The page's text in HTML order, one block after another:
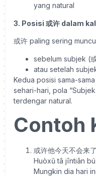
yang natural
3. Posisi 或许 dalam
或许 paling sering
sebelum subjek (
atau setelah
Kedua posisi sama-
sehari-hari, pola
terdengar natural.
Contoh
或许他今天不会来了
Huòxǔ tā jīntiān
Mungkin dia hari